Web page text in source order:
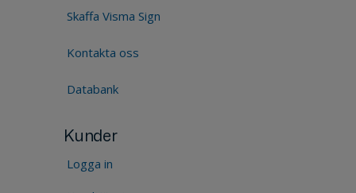
Skaffa Visma Sign
Kontakta oss
Databank
Kunder
Logga in